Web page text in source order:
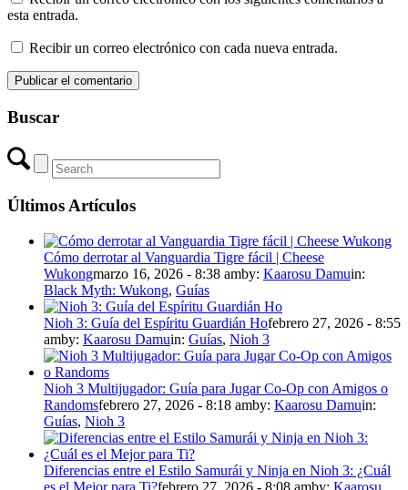
esta entrada.
Recibir un correo electrónico con cada nueva entrada.
Buscar
Últimos Artículos
Cómo derrotar al Vanguardia Tigre fácil | Cheese
Wukongmarzo 16, 2026 - 8:38 amby: Kaarosu Damuin:
Black Myth: Wukong, Guías
Nioh 3: Guía del Espíritu Guardián Hofebrero 27, 2026 - 8:55
amby: Kaarosu Damuin: Guías, Nioh 3
Nioh 3 Multijugador: Guía para Jugar Co-Op con Amigos o
Randomsfebrero 27, 2026 - 8:18 amby: Kaarosu Damuin:
Guías, Nioh 3
Diferencias entre el Estilo Samurái y Ninja en Nioh 3: ¿Cuál
es el Mejor para Ti?febrero 27, 2026 - 8:08 amby: Kaarosu